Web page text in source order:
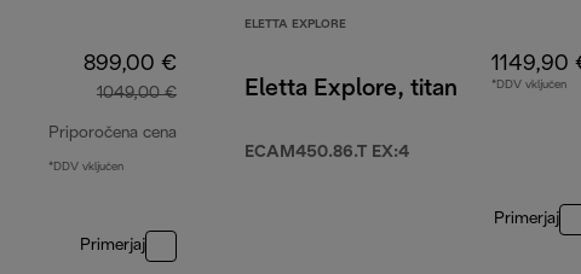
899,00 €
1049,00 €
Priporočena cena
*DDV vključen
Primerjaj
ELETTA EXPLORE
Eletta Explore, titan
ECAM450.86.T EX:4
1149,90
*DDV vključen
Primerjaj